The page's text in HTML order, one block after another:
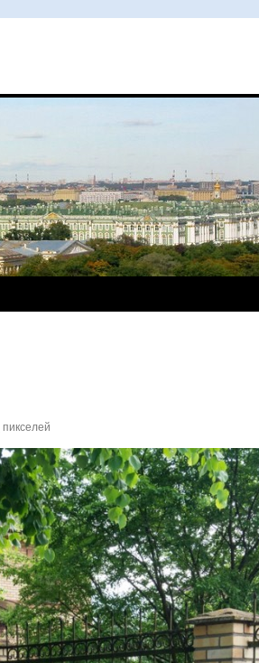
пикселей